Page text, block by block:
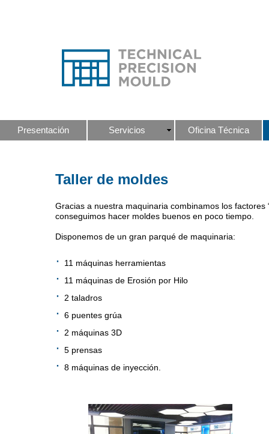
Presentación Servicios Oficina Técnica
Taller de moldes
Gracias a nuestra maquinaria combinamos los factores
conseguimos hacer moldes buenos en poco tiempo.
Disponemos de un gran parqué de maquinaria:
· 11 máquinas herramientas
· 11 máquinas de Erosión por Hilo
· 2 taladros
· 6 puentes grúa
· 2 máquinas 3D
· 5 prensas
· 8 máquinas de inyección.